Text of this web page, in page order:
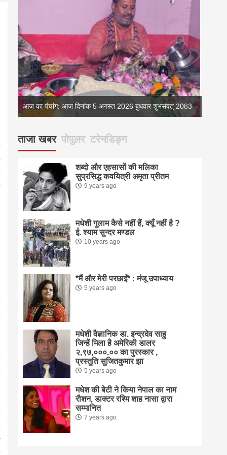
आज का पंचांग: आज दिनांक 5 अगस्त 2026 बुधवार शुभसंवत् 2083
ताजा खबर पोपुलर टरेनडिङ्ग
शब्दो और एहसासों की मलिका
सुप्रसिद्ध कवयित्री अमृता प्रीतम
9 years ago
मधेशी गुलाम कैसे नहीं हैं, क्यूँ नहीं है ?
ई. श्याम सुन्दर मण्डल
10 years ago
*मैं और मेरी परछाईं* : मंजू उपाध्याय
5 years ago
मधेशी वैज्ञानिक डा. इन्द्रदेव साहु
जिन्हें मिला है अमेरिकी डालर
२,९७,०००.०० का पुरस्कार ,
प्रस्तुति सुजितकुमार झा
5 years ago
मधेश की बेटी ने किया नेपाल का नाम
राैशन, डाक्टर रश्मि शाह नासा द्वारा
सम्मानित
7 years ago